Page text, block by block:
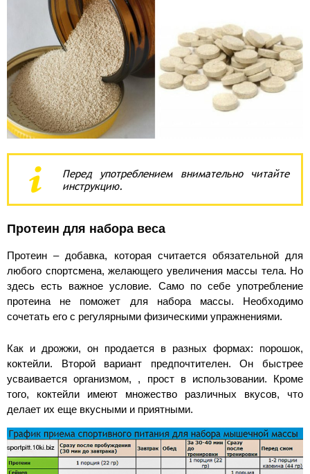
Перед употреблением внимательно читайте
инструкцию.
Протеин для набора веса
Протеин – добавка, которая считается обязательной для
любого спортсмена, желающего увеличения массы тела. Но
здесь есть важное условие. Само по себе употребление
протеина не поможет для набора массы. Необходимо
сочетать его с регулярными физическими упражнениями.
Как и дрожжи, он продается в разных формах: порошок,
коктейли. Второй вариант предпочтителен. Он быстрее
усваивается организмом, , прост в использовании. Кроме
того, коктейли имеют множество различных вкусов, что
делает их еще вкусными и приятными.